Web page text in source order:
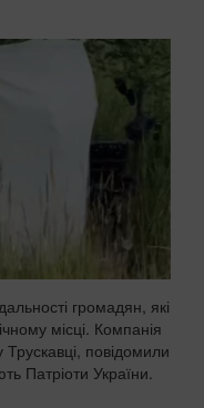
громадян, які
місці. Компанія
повідомили
Патріоти України.